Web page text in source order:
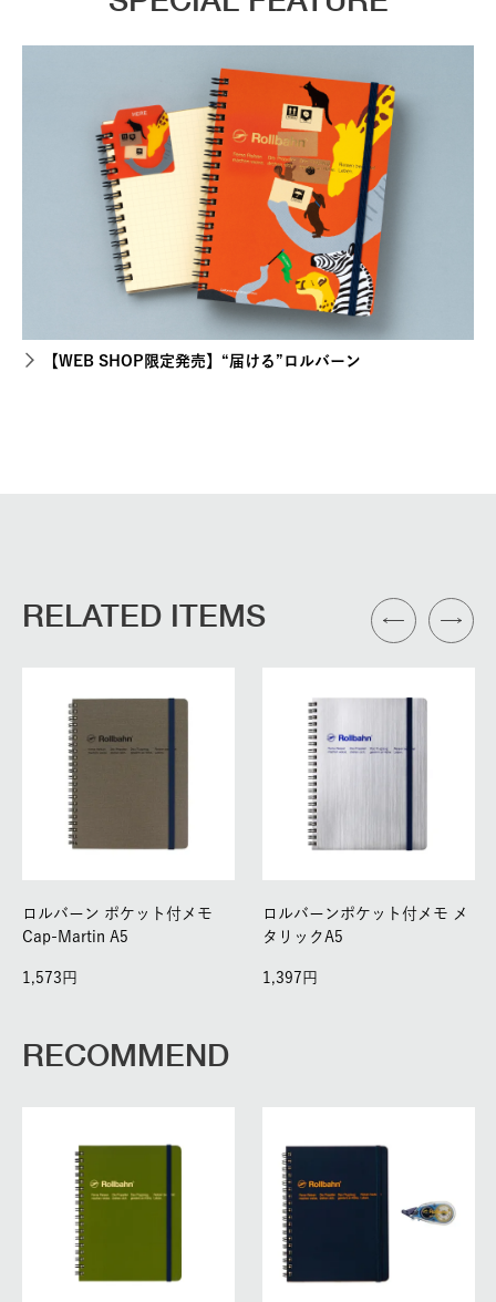
【WEB SHOP限定発売】“届ける”ロルバーン
RELATED ITEMS
ロルバーン ポケット付メモ
Cap-Martin A5
1,573
ロルバーンポケット付メモ メ
タリックA5
1,397
RECOMMEND